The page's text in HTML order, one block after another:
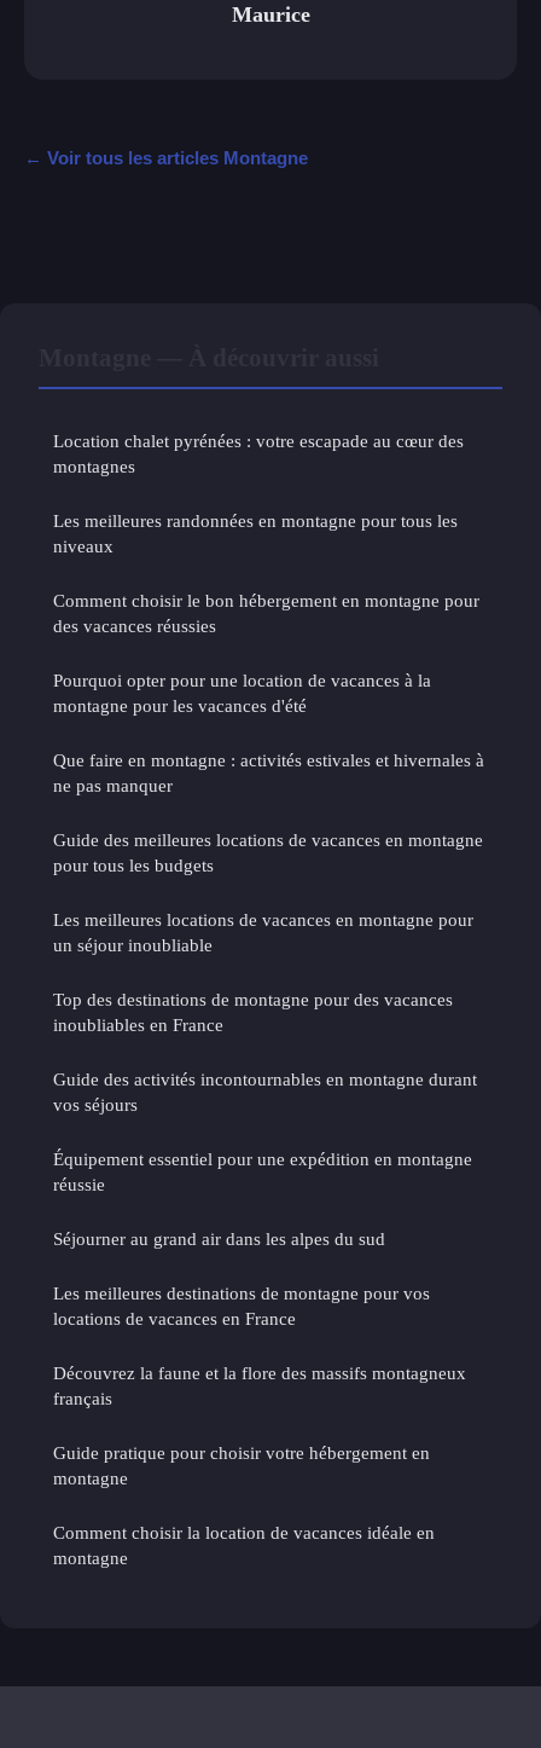
Maurice
← Voir tous les articles Montagne
Location chalet pyrénées : votre escapade au cœur des
montagnes
Les meilleures randonnées en montagne pour tous les
niveaux
Comment choisir le bon hébergement en montagne pour
des vacances réussies
Pourquoi opter pour une location de vacances à la
montagne pour les vacances d'été
Que faire en montagne : activités estivales et hivernales à
ne pas manquer
Guide des meilleures locations de vacances en montagne
pour tous les budgets
Les meilleures locations de vacances en montagne pour
un séjour inoubliable
Top des destinations de montagne pour des vacances
inoubliables en France
Guide des activités incontournables en montagne durant
vos séjours
Équipement essentiel pour une expédition en montagne
réussie
Séjourner au grand air dans les alpes du sud
Les meilleures destinations de montagne pour vos
locations de vacances en France
Découvrez la faune et la flore des massifs montagneux
français
Guide pratique pour choisir votre hébergement en
montagne
Comment choisir la location de vacances idéale en
montagne